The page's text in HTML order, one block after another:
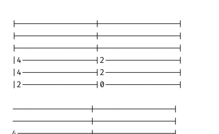
|----------------|----------------|
|----------------|----------------|
|----------------|----------------|
|4---------------|2---------------|
|4---------------|2---------------|
|2---------------|0---------------|
----------------|----------------|
----------------|----------------|